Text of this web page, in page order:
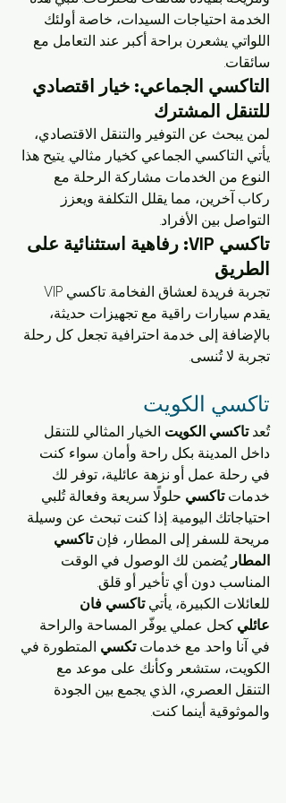
الخدمة احتياجات السيدات، خاصة أولئك
اللواتي يشعرن براحة أكبر عند التعامل مع
سائقات.
التاكسي الجماعي: خيار اقتصادي
للتنقل المشترك
لمن يبحث عن التوفير والتنقل الاقتصادي،
يأتي التاكسي الجماعي كخيار مثالي. يتيح هذا
النوع من الخدمات مشاركة الرحلة مع
ركاب آخرين، مما يقلل التكلفة ويعزز
التواصل بين الأفراد.
تاكسي VIP: رفاهية استثنائية على
الطريق
يقدم سيارات راقية مع تجهيزات حديثة،
بالإضافة إلى خدمة احترافية تجعل كل رحلة
تجربة لا تُنسى.
تاكسي الكويت
تُعد تاكسي الكويت الخيار المثالي للتنقل
داخل المدينة بكل راحة وأمان. سواء كنت
في رحلة عمل أو نزهة عائلية، توفر لك
خدمات تاكسي حلولًا سريعة وفعالة تُلبي
احتياجاتك اليومية. إذا كنت تبحث عن وسيلة
مريحة للسفر إلى المطار، فإن تاكسي
المطار يُضمن لك الوصول في الوقت
المناسب دون أي تأخير أو قلق.
للعائلات الكبيرة، يأتي تاكسي فان
عائلي كحل عملي يوفّر المساحة والراحة
في آنا واحد. مع خدمات تكسي المتطورة في
الكويت، ستشعر وكأنك على موعد مع
التنقل العصري، الذي يجمع بين الجودة
والموثوقية أينما كنت.